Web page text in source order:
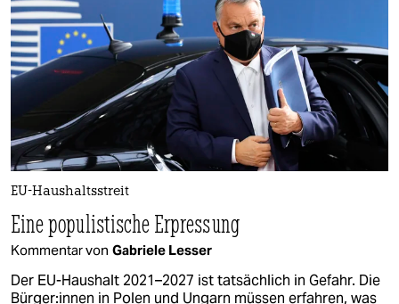
EU-Haushaltsstreit
Eine populistische Erpressung
Kommentar von Gabriele Lesser
Der EU-Haushalt 2021–2027 ist tatsächlich in Gefahr. Die
Bürger:innen in Polen und Ungarn müssen erfahren, was